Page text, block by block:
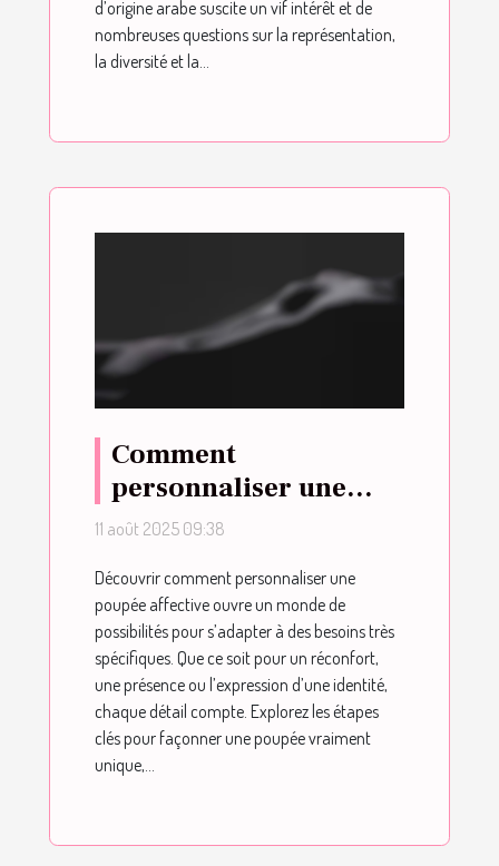
d’origine arabe suscite un vif intérêt et de
nombreuses questions sur la représentation,
la diversité et la...
Comment
personnaliser une
poupée affective pour
attentes uniques ?
11 août 2025 09:38
Découvrir comment personnaliser une
poupée affective ouvre un monde de
possibilités pour s’adapter à des besoins très
spécifiques. Que ce soit pour un réconfort,
une présence ou l’expression d’une identité,
chaque détail compte. Explorez les étapes
clés pour façonner une poupée vraiment
unique,...